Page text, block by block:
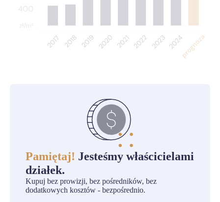
Pamiętaj! Jesteśmy właścicielami
działek.
Kupuj bez prowizji, bez pośredników, bez
dodatkowych kosztów - bezpośrednio.